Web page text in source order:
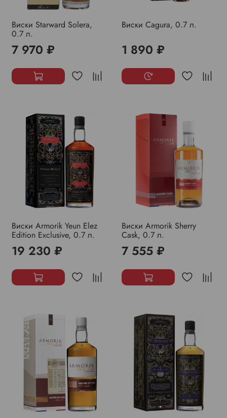
Виски Starward Solera,
0.7 л.
7 970 ₽
Виски Cagura, 0.7 л.
1 890 ₽
Виски Armorik Yeun Elez
Edition Exclusive, 0.7 л.
19 230 ₽
Виски Armorik Sherry
Cask, 0.7 л.
7 555 ₽